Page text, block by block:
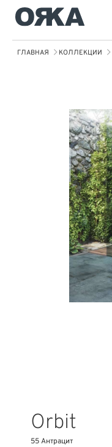
ГЛАВНАЯ КОЛЛЕКЦИИ
Orbit
55 Антрацит